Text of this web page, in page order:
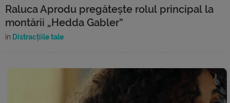
Raluca Aprodu pregătește rolul principal la
montării „Hedda Gabler”
în Distracțiile tale